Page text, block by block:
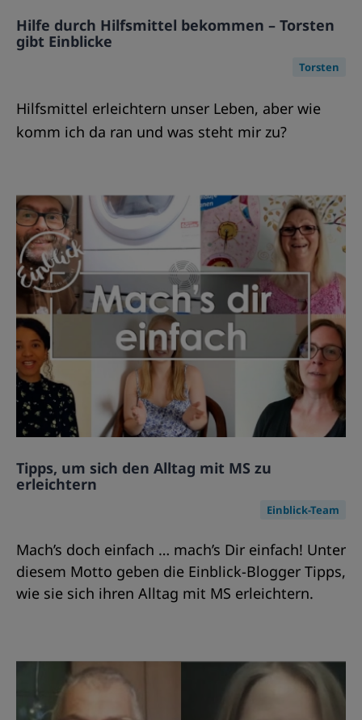
Hilfe durch Hilfsmittel bekommen – Torsten
gibt Einblicke
Torsten
Hilfsmittel erleichtern unser Leben, aber wie
komm ich da ran und was steht mir zu?
Tipps, um sich den Alltag mit MS zu
erleichtern
Einblick-Team
Mach’s doch einfach … mach’s Dir einfach! Unter
diesem Motto geben die Einblick-Blogger Tipps,
wie sie sich ihren Alltag mit MS erleichtern.